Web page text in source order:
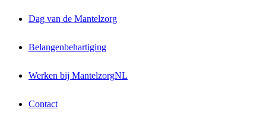
Dag van de Mantelzorg
Belangenbehartiging
Werken bij MantelzorgNL
Contact